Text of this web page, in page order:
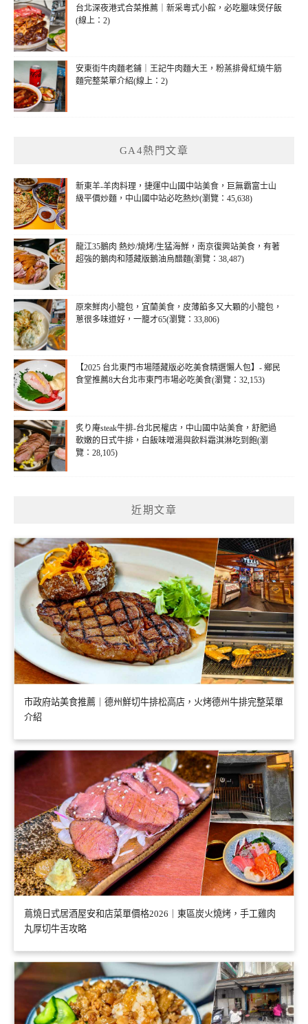
台北深夜港式合菜推薦｜新采粵式小館，必吃臘味煲仔飯
(線上：2)
安東街牛肉麵老鋪｜王記牛肉麵大王，粉蒸排骨紅燒牛筋
麵完整菜單介紹(線上：2)
GA4熱門文章
新東羊-羊肉料理，捷運中山國中站美食，巨無霸富士山
級平價炒麵，中山國中站必吃熱炒(瀏覽：45,638)
龍江35鵝肉 熱炒/燒烤/生猛海鮮，南京復興站美食，有著
超強的鵝肉和隱藏版鵝油烏醋麵(瀏覽：38,487)
原來鮮肉小籠包，宜蘭美食，皮薄餡多又大顆的小籠包，
蔥很多味道好，一籠才65(瀏覽：33,806)
【2025 台北東門市場隱藏版必吃美食精選懶人包】- 鄉民
食堂推薦8大台北市東門市場必吃美食(瀏覽：32,153)
炙り庵steak牛排-台北民權店，中山國中站美食，舒肥過
軟嫩的日式牛排，白飯味噌湯與飲料霜淇淋吃到飽(瀏
覽：28,105)
近期文章
市政府站美食推薦｜德州鮮切牛排松高店，火烤德州牛排完整菜單
介紹
蔦燒日式居酒屋安和店菜單價格2026｜東區炭火燒烤，手工雞肉
丸厚切牛舌攻略